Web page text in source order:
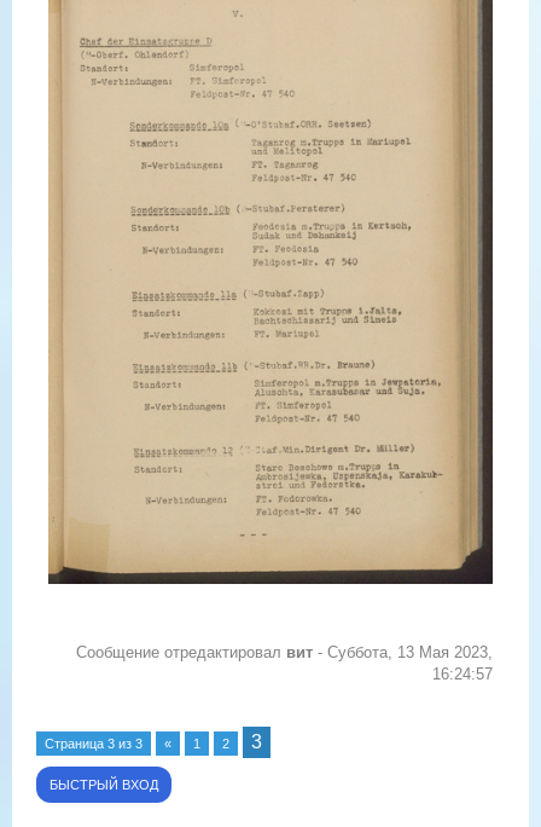
Сообщение отредактировал вит - Суббота, 13 Мая 2023,
16:24:57
Страница 3 из 3 « 1 2 3